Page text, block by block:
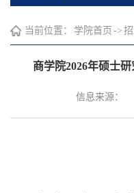
当前位置： 学院首页 ->
商学院2026年硕士
信息来源：